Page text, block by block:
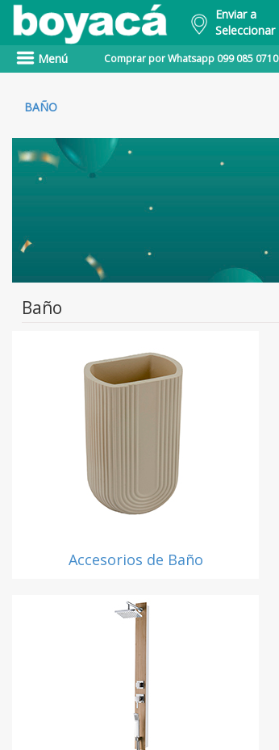
Enviar a
Seleccionar
Menú Comprar por Whatsapp 099 085 0710
BAÑO
Baño
Accesorios de Baño